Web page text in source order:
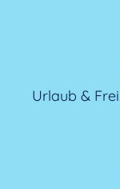
Urlaub &